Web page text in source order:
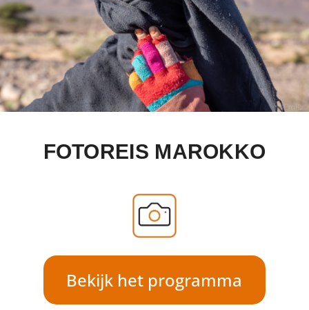
FOTOREIS MAROKKO
Bekijk het programma